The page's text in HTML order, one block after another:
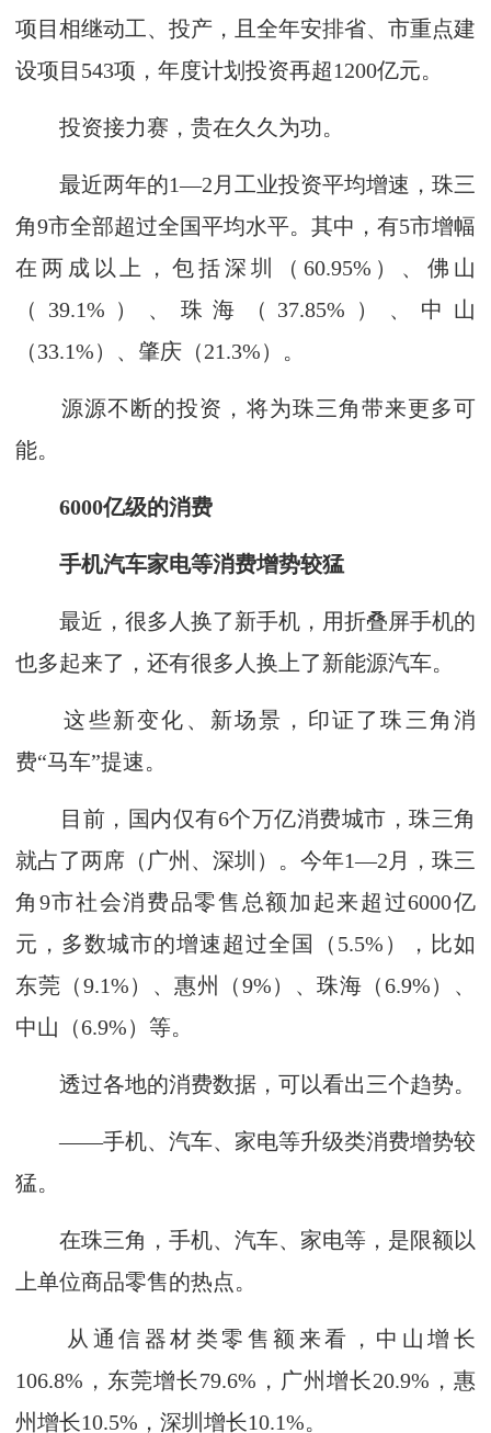
项目相继动工、投产，且全年安排省、市重点建
设项目543项，年度计划投资再超1200亿元。
投资接力赛，贵在久久为功。
最近两年的1—2月工业投资平均增速，珠三
角9市全部超过全国平均水平。其中，有5市增幅
在两成以上，包括深圳（60.95%）、佛山
（39.1%）、珠海（37.85%）、中山
（33.1%）、肇庆（21.3%）。
源源不断的投资，将为珠三角带来更多可
能。
6000亿级的消费
手机汽车家电等消费增势较猛
最近，很多人换了新手机，用折叠屏手机的
也多起来了，还有很多人换上了新能源汽车。
这些新变化、新场景，印证了珠三角消
费“马车”提速。
目前，国内仅有6个万亿消费城市，珠三角
就占了两席（广州、深圳）。今年1—2月，珠三
角9市社会消费品零售总额加起来超过6000亿
元，多数城市的增速超过全国（5.5%），比如
东莞（9.1%）、惠州（9%）、珠海（6.9%）、
中山（6.9%）等。
透过各地的消费数据，可以看出三个趋势。
——手机、汽车、家电等升级类消费增势较
猛。
在珠三角，手机、汽车、家电等，是限额以
上单位商品零售的热点。
从通信器材类零售额来看，中山增长
106.8%，东莞增长79.6%，广州增长20.9%，惠
州增长10.5%，深圳增长10.1%。